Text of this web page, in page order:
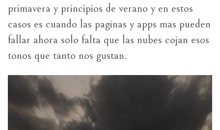
primavera y principios de verano y en estos
casos es cuando las paginas y apps mas pueden
fallar ahora solo falta que las nubes cojan esos
tonos que tanto nos gustan.